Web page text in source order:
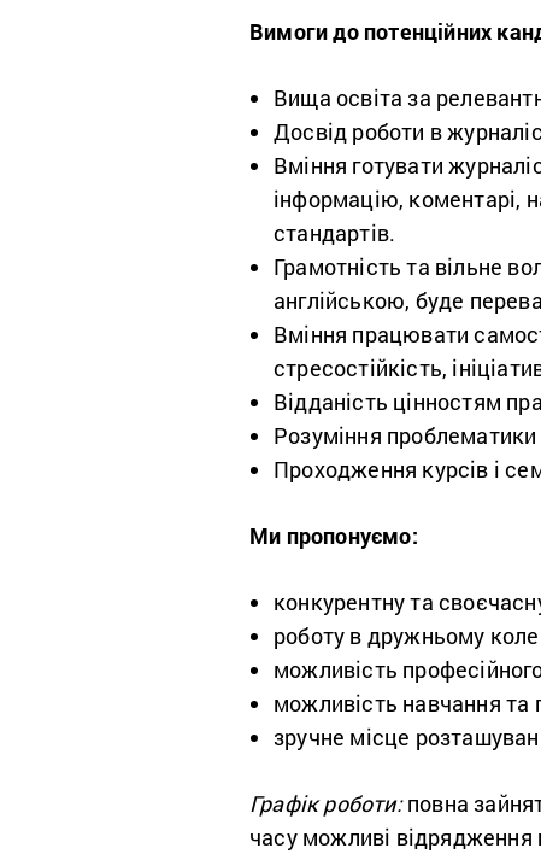
Вимоги до потенційних
Вища освіта за
Досвід роботи в
Вміння готувати
інформацію, коментарі,
стандартів.
Грамотність та вільне
англійською, буде
Вміння працювати
стресостійкість,
Відданість цінностям
Розуміння
Проходження курсів і
Ми пропонуємо:
конкурентну та
роботу в дружньому
можливість
можливість навчання та
зручне місце
Графік роботи:повна
часу можливі відрядження